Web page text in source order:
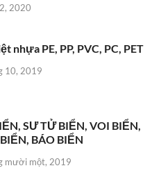
2020
nhựa PE, PP, PVC, PC, PET
10, 2019
SƯ TỬ BIỂN, VOI BIỂN,
BÁO BIỂN
mười một, 2019